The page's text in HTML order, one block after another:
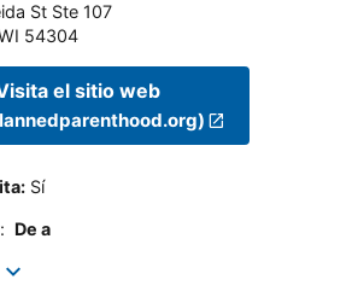
St Ste 107
54304
el sitio web
: Sí
: De a